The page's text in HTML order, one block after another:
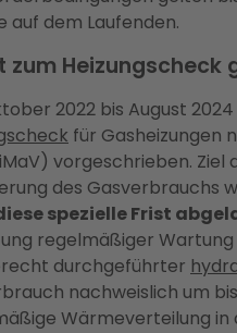
auf dem Laufenden.
zum Heizungscheck
2022 bis August
für Gasheizungen
vorgeschrieben. Ziel
des Gasverbrauchs
spezielle Frist
regelmäßiger Wartung
durchgeführter
nachweislich um
Wärmeverteilung in